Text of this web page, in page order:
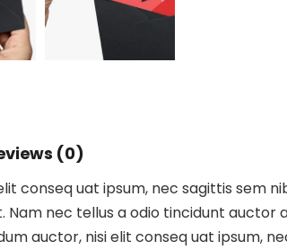
(0)
conseq uat ipsum, nec sagittis sem
nec tellus a odio tincidunt auctor
auctor, nisi elit conseq uat ipsum,